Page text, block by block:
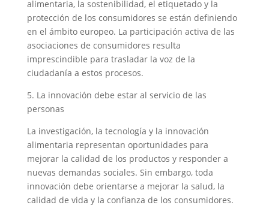
alimentaria, la sostenibilidad, el etiquetado y la
protección de los consumidores se están definiendo
en el ámbito europeo. La participación activa de las
asociaciones de consumidores resulta
imprescindible para trasladar la voz de la
ciudadanía a estos procesos.
5. La innovación debe estar al servicio de las
personas
La investigación, la tecnología y la innovación
alimentaria representan oportunidades para
mejorar la calidad de los productos y responder a
nuevas demandas sociales. Sin embargo, toda
innovación debe orientarse a mejorar la salud, la
calidad de vida y la confianza de los consumidores.